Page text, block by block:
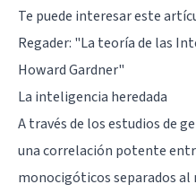
Te puede interesar este
Regader: "La teoría de las
Howard Gardner"
La inteligencia heredada
A través de los estudios de
una correlación potente
monocigóticos separados al